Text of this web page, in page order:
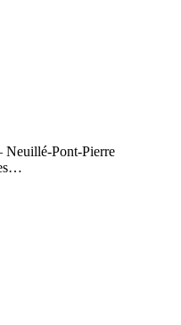
Neuillé-Pont-Pierre